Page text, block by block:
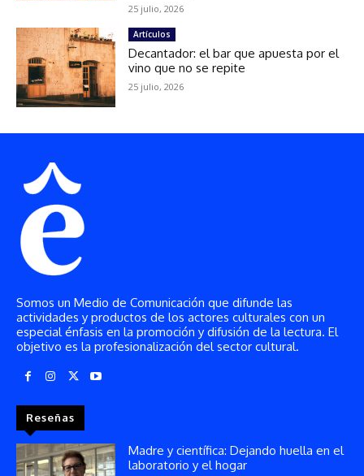
Somos un Medio de Comunicación que difunde las
actividades y productos de los actores culturales con un
especial énfasis en la promoción y difusión de la lectura. El
objetivo es la profesionalización del sector cultural.
Reseñas
Madre y científica: Dejando huella en el
laboratorio y el hogar